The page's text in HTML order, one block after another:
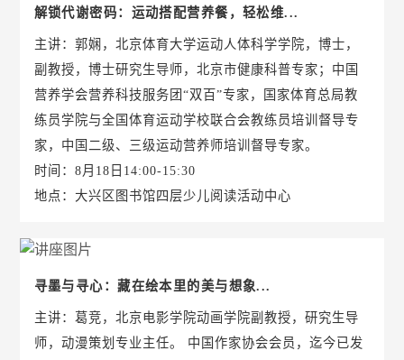
解锁代谢密码：运动搭配营养餐，轻松维...
主讲：郭娴，北京体育大学运动人体科学学院，博士，
副教授，博士研究生导师，北京市健康科普专家；中国
营养学会营养科技服务团“双百”专家，国家体育总局教
练员学院与全国体育运动学校联合会教练员培训督导专
家，中国二级、三级运动营养师培训督导专家。
时间：8月18日14:00-15:30
地点：大兴区图书馆四层少儿阅读活动中心
寻墨与寻心：藏在绘本里的美与想象...
主讲：葛竞，北京电影学院动画学院副教授，研究生导
师，动漫策划专业主任。 中国作家协会会员，迄今已发